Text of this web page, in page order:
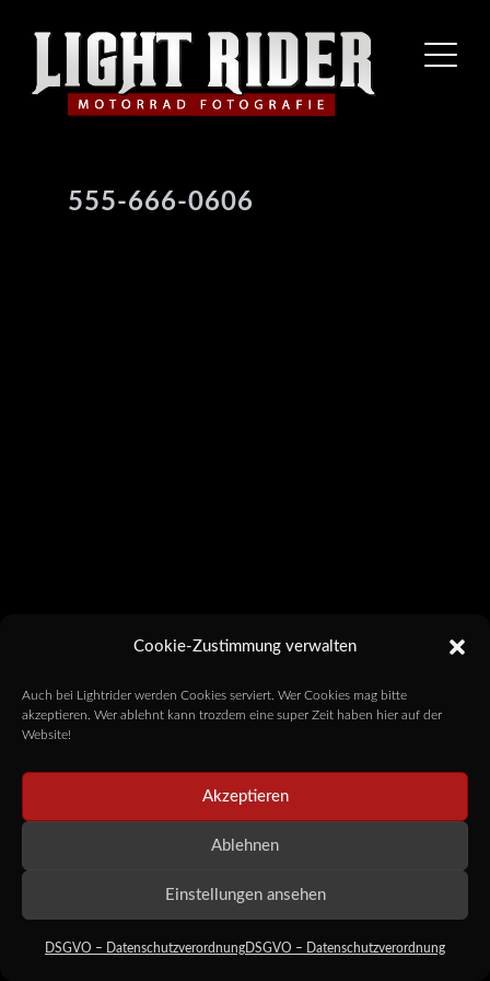
Cookie-Zustimmung verwalten
Auch bei Lightrider werden Cookies serviert. Wer Cookies mag bitte
akzeptieren. Wer ablehnt kann trozdem eine super Zeit haben hier auf der
Website!
Akzeptieren
Ablehnen
Einstellungen ansehen
DSGVO – Datenschutzverordnung DSGVO – Datenschutzverordnung
555-666-0606